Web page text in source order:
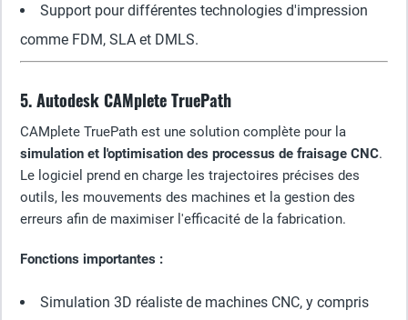
Support pour différentes technologies d'impression
comme FDM, SLA et DMLS.
5. Autodesk CAMplete TruePath
CAMplete TruePath est une solution complète pour la
simulation et l'optimisation des processus de fraisage CNC.
Le logiciel prend en charge les trajectoires précises des
outils, les mouvements des machines et la gestion des
erreurs afin de maximiser l'efficacité de la fabrication.
Fonctions importantes :
Simulation 3D réaliste de machines CNC, y compris